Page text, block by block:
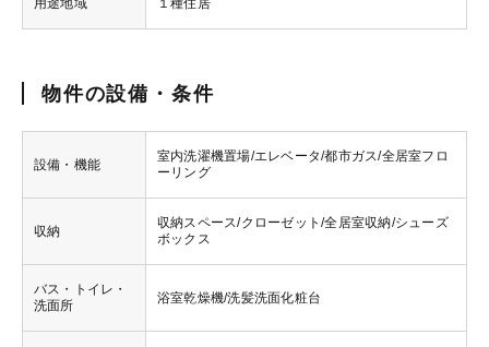
用途地域 １種住居
物件の設備・条件
設備・機能
室内洗濯機置場/エレベータ/都市ガス/全居室フロ
ーリング
収納
収納スペース/クローゼット/全居室収納/シューズ
ボックス
バス・トイレ・
洗面所
浴室乾燥機/洗髪洗面化粧台